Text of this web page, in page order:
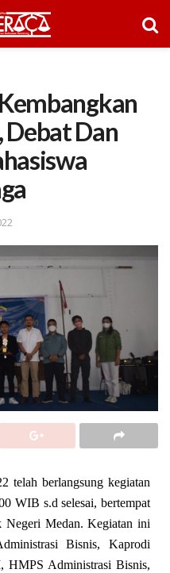
Dan
telah berlangsung kegiatan
WIB s.d selesai, bertempat
Negeri Medan. Kegiatan ini
Bisnis, Kaprodi
HMPS Administrasi Bisnis,